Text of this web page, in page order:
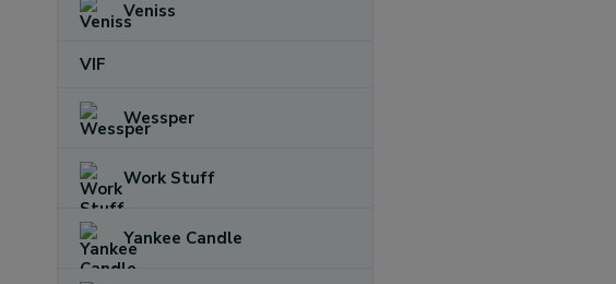
Veniss
VIF
Wessper
Work Stuff
Yankee Candle